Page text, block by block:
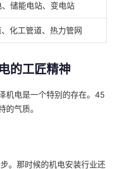
储能电站、变电站
化工管道、热力管网
的工匠精神
机电是一个特别的存在。45
气质。
。那时候的机电安装行业还